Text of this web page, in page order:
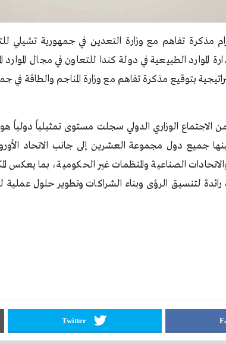
مذكرة تفاهم مع وزارة التعدين في جمهورية تشيلي
الموارد الطبيعية في دولة كندا للتعاون في مجال الموارد
بتوقيع مذكرة تفاهم مع وزارة المناجم والطاقة في
الوزاري الدولي سجلت مستوى تمثيلياً دولياً هو
الصناعية والمنظمات غير الحكومية، بما يعكس
لتنسيق الرؤى وبناء الشراكات وتطوير حلول عملية
Twitter